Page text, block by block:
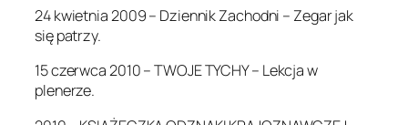
24 kwietnia 2009 – Dziennik Zachodni – Zegar jak
się patrzy.
15 czerwca 2010 – TWOJE TYCHY – Lekcja w
plenerze.